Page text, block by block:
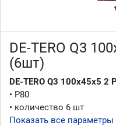
DE-TERO Q3
(6шт)
DE-TERO Q3 100х45х5 2
• P80
• количество 6 шт
Показать все параметры